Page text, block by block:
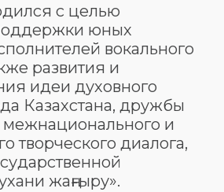
с целью
юных
вокального
развития и
идеи духовного
Казахстана, дружбы
и
творческого диалога,
жаңғыру».